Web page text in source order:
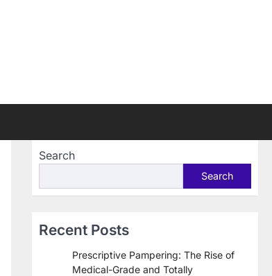
Search
Search
Recent Posts
Prescriptive Pampering: The Rise of
Medical-Grade and Totally